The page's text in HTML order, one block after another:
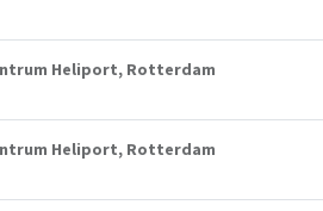
Heliport, Rotterdam
Heliport, Rotterdam